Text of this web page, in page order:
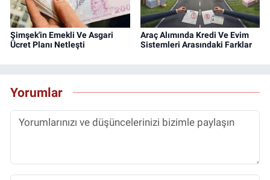
Şimşek'in Emekli Ve Asgari
Ücret Planı Netleşti
Araç Alımında Kredi Ve Evim
Sistemleri Arasındaki Farklar
Yorumlar